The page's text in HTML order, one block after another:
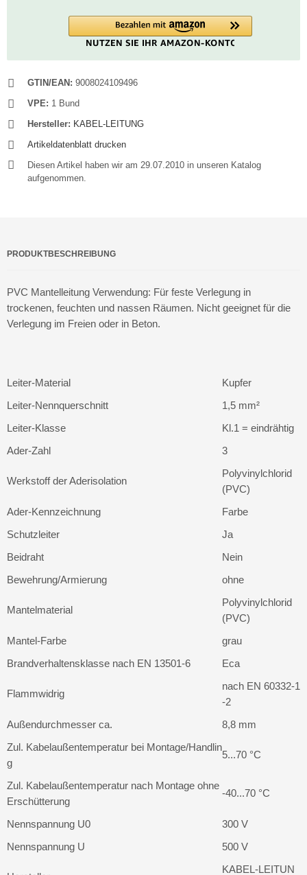
GTIN/EAN: 9008024109496
VPE: 1 Bund
Hersteller: KABEL-LEITUNG
Artikeldatenblatt drucken
Diesen Artikel haben wir am 29.07.2010 in unseren Katalog
aufgenommen.
PRODUKTBESCHREIBUNG
PVC Mantelleitung Verwendung: Für feste Verlegung in
trockenen, feuchten und nassen Räumen. Nicht geeignet für die
Verlegung im Freien oder in Beton.
Leiter-Material
Kupfer
Leiter-Nennquerschnitt
1,5 mm²
Leiter-Klasse
Kl.1 = eindrähtig
Ader-Zahl
3
Werkstoff der Aderisolation
Polyvinylchlorid
(PVC)
Ader-Kennzeichnung
Farbe
Schutzleiter
Ja
Beidraht
Nein
Bewehrung/Armierung
ohne
Mantelmaterial
Polyvinylchlorid
(PVC)
Mantel-Farbe
grau
Brandverhaltensklasse nach EN 13501-6
Eca
Flammwidrig
nach EN 60332-1
-2
Außendurchmesser ca.
8,8 mm
Zul. Kabelaußentemperatur bei Montage/Handlin
g
5...70 °C
Zul. Kabelaußentemperatur nach Montage ohne
Erschütterung
-40...70 °C
Nennspannung U0
300 V
Nennspannung U
500 V
KABEL-LEITUN